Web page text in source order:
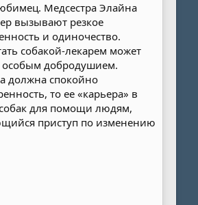
Медсестра Элайна
вызывают резкое
и одиночество.
собакой-лекарем может
особым добродушием.
должна спокойно
то ее «карьера» в
для помощи людям,
приступ по изменению